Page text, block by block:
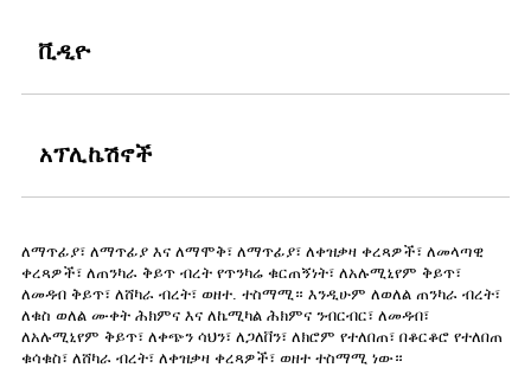
ቪዲዮ
አፕሊኬሽኖች
ለማጥፊያ፣ ለማጥፊያ እና ለማሞቅ፣ ለማጥፊያ፣ ለቀዝቃዛ ቀረጻዎች፣ ለመላጣዊ
ቀረጻዎች፣ ለጠንካራ ቅይጥ ብረት የጥንካሬ ቁርጠኝነት፣ ለአሉሚኒየም ቅይጥ፣
ለመዳብ ቅይጥ፣ ለሸካራ ብረት፣ ወዘተ. ተስማሚ። እንዲሁም ለወለል ጠንካራ ብረት፣
ለቁስ ወለል ሙቀት ሕክምና እና ለኬሚካል ሕክምና ንብርብር፣ ለመዳብ፣
ለአሉሚኒየም ቅይጥ፣ ለቀጭን ሳህን፣ ለጋለቨን፣ ለክሮም የተለበጠ፣ በቆርቆሮ የተለበጠ
ቁሳቁስ፣ ለሸካራ ብረት፣ ለቀዝቃዛ ቀረጻዎች፣ ወዘተ ተስማሚ ነው።